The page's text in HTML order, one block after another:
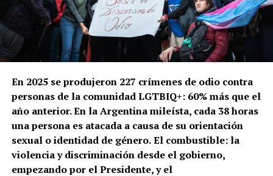
En 2025 se produjeron 227 crímenes de odio contra
personas de la comunidad LGTBIQ+: 60% más que el
año anterior. En la Argentina mileísta, cada 38 horas
una persona es atacada a causa de su orientación
sexual o identidad de género.El combustible: la
violencia y discriminación desde el gobierno,
empezando por el Presidente, y el